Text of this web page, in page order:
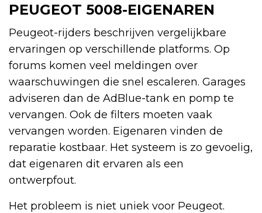
PEUGEOT 5008-EIGENAREN
Peugeot-rijders beschrijven vergelijkbare
ervaringen op verschillende platforms. Op
forums komen veel meldingen over
waarschuwingen die snel escaleren. Garages
adviseren dan de AdBlue-tank en pomp te
vervangen. Ook de filters moeten vaak
vervangen worden. Eigenaren vinden de
reparatie kostbaar. Het systeem is zo gevoelig,
dat eigenaren dit ervaren als een
ontwerpfout.
Het probleem is niet uniek voor Peugeot.